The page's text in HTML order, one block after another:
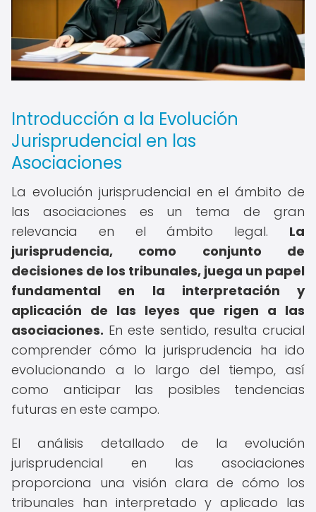
Introducción a la Evolución
Jurisprudencial en las
Asociaciones
La evolución jurisprudencial en el ámbito de
las asociaciones es un tema de gran
relevancia en el ámbito legal. La
jurisprudencia, como conjunto de
decisiones de los tribunales, juega un papel
fundamental en la interpretación y
aplicación de las leyes que rigen a las
asociaciones. En este sentido, resulta crucial
comprender cómo la jurisprudencia ha ido
evolucionando a lo largo del tiempo, así
como anticipar las posibles tendencias
futuras en este campo.
El análisis detallado de la evolución
jurisprudencial en las asociaciones
proporciona una visión clara de cómo los
tribunales han interpretado y aplicado las